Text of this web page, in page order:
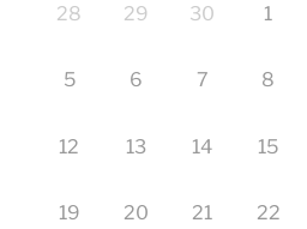
28 29 30 1
5 6 7 8
12 13 14 15
19 20 21 22